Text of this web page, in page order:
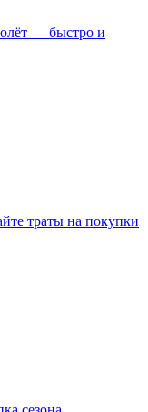
— быстро и
траты на покупки